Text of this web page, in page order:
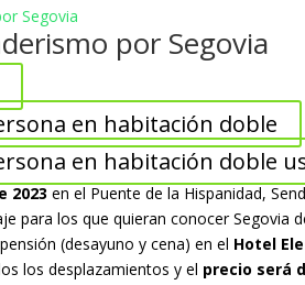
por Segovia
en habitación doble
en habitación doble
2023en el Puente de la Hispanidad,
para los que quieran conocer Segovia
(desayuno y cena) en el Hotel
los desplazamientos y el precio será